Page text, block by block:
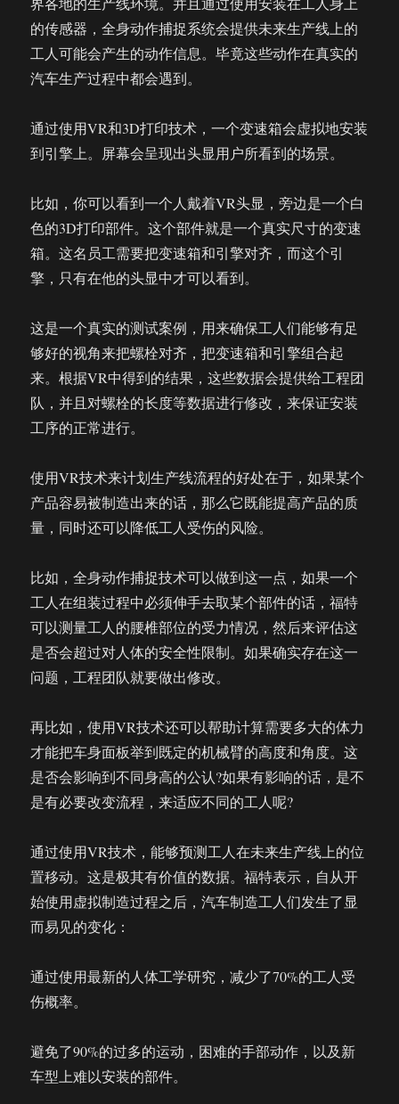
的传感器，全身动作捕捉系统会提供未来生产线上的
工人可能会产生的动作信息。毕竟这些动作在真实的
汽车生产过程中都会遇到。
通过使用VR和3D打印技术，一个变速箱会虚拟地安装
到引擎上。屏幕会呈现出头显用户所看到的场景。
比如，你可以看到一个人戴着VR头显，旁边是一个白
色的3D打印部件。这个部件就是一个真实尺寸的变速
箱。这名员工需要把变速箱和引擎对齐，而这个引
擎，只有在他的头显中才可以看到。
这是一个真实的测试案例，用来确保工人们能够有足
够好的视角来把螺栓对齐，把变速箱和引擎组合起
来。根据VR中得到的结果，这些数据会提供给工程团
队，并且对螺栓的长度等数据进行修改，来保证安装
工序的正常进行。
使用VR技术来计划生产线流程的好处在于，如果某个
产品容易被制造出来的话，那么它既能提高产品的质
量，同时还可以降低工人受伤的风险。
比如，全身动作捕捉技术可以做到这一点，如果一个
工人在组装过程中必须伸手去取某个部件的话，福特
可以测量工人的腰椎部位的受力情况，然后来评估这
是否会超过对人体的安全性限制。如果确实存在这一
问题，工程团队就要做出修改。
再比如，使用VR技术还可以帮助计算需要多大的体力
才能把车身面板举到既定的机械臂的高度和角度。这
是否会影响到不同身高的公认?如果有影响的话，是不
是有必要改变流程，来适应不同的工人呢?
通过使用VR技术，能够预测工人在未来生产线上的位
置移动。这是极其有价值的数据。福特表示，自从开
始使用虚拟制造过程之后，汽车制造工人们发生了显
而易见的变化：
通过使用最新的人体工学研究，减少了70%的工人受
伤概率。
避免了90%的过多的运动，困难的手部动作，以及新
车型上难以安装的部件。